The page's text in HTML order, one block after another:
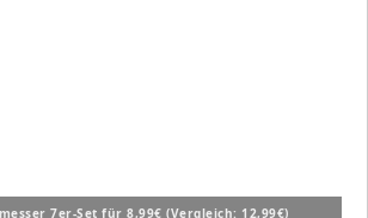
7er-Set für 8,99€ (Vergleich: 12,99€)